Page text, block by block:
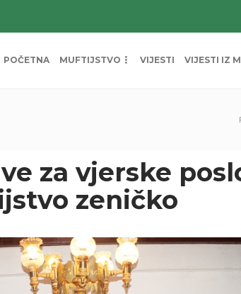
POČETNA MUFTIJSTVO VIJESTI VIJESTI IZ
za vjerske
zeničko